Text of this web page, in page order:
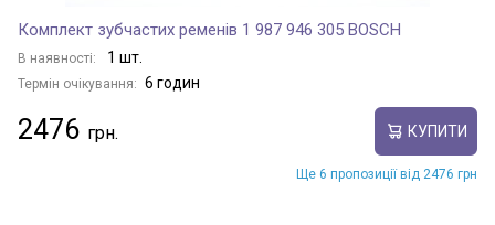
Комплект зубчастих ременів 1 987 946 305 BOSCH
В наявності: 1 шт.
Термін очікування: 6 годин
2476 КУПИТИ
Ще 6 пропозиції від 2476 грн